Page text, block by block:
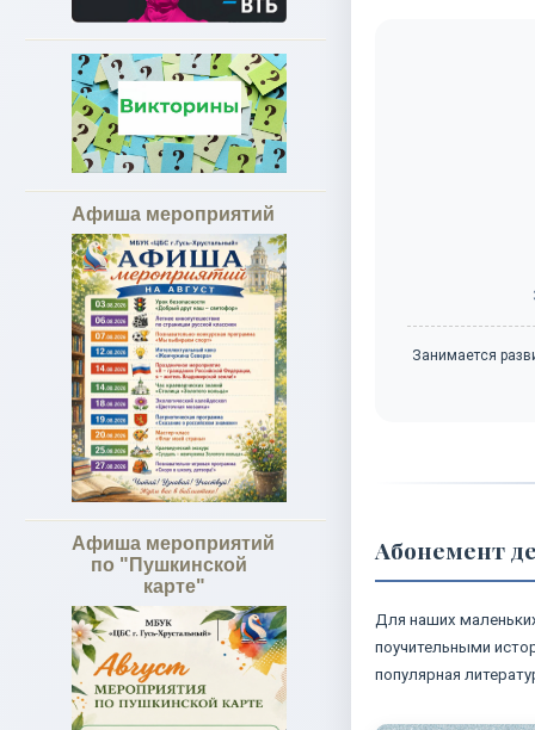
Афиша мероприятий
Афиша мероприятий
по "Пушкинской
карте"
Занимается
Абонемент
Для наших
поучительными
популярная